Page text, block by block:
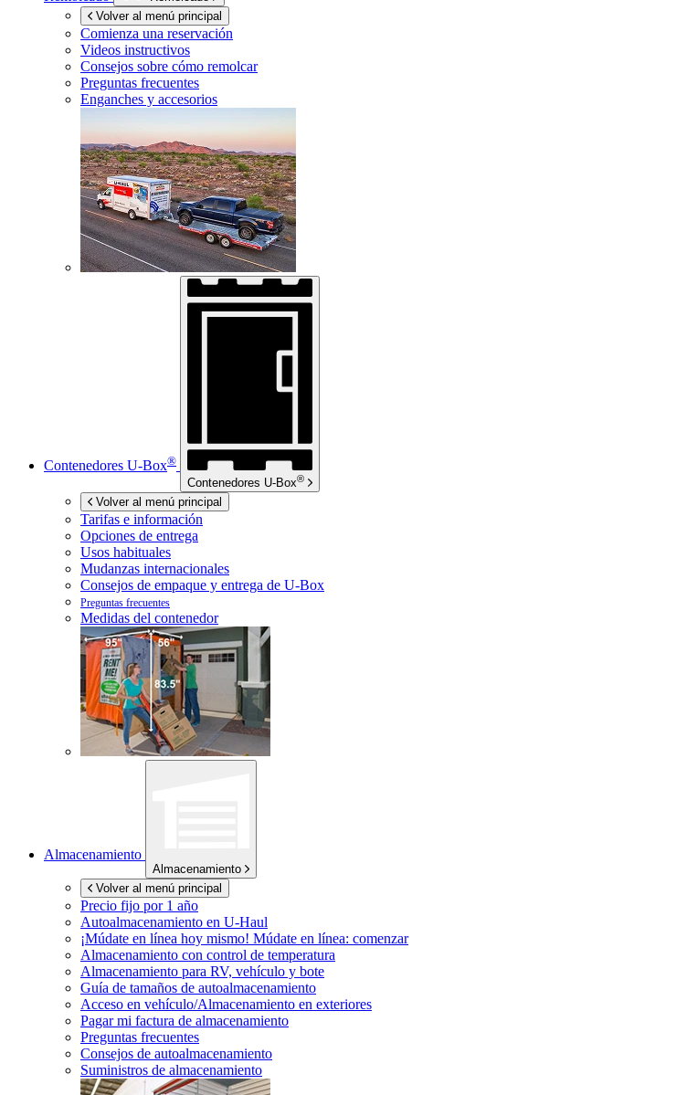
Volver al menú principal
Comienza una reservación
Videos instructivos
Consejos sobre cómo remolcar
Preguntas frecuentes
Enganches y accesorios
Contenedores U-Box®
Contenedores U-Box®
Volver al menú principal
Tarifas e información
Opciones de entrega
Usos habituales
Mudanzas internacionales
Consejos de empaque y entrega de U-Box
Preguntas frecuentes
Medidas del contenedor
Almacenamiento
Almacenamiento
Volver al menú principal
Precio fijo por 1 año
Autoalmacenamiento en U-Haul
¡Múdate en línea hoy mismo! Múdate en línea: comenzar
Almacenamiento con control de temperatura
Almacenamiento para RV, vehículo y bote
Guía de tamaños de autoalmacenamiento
Acceso en vehículo/Almacenamiento en exteriores
Pagar mi factura de almacenamiento
Preguntas frecuentes
Consejos de autoalmacenamiento
Suministros de almacenamiento